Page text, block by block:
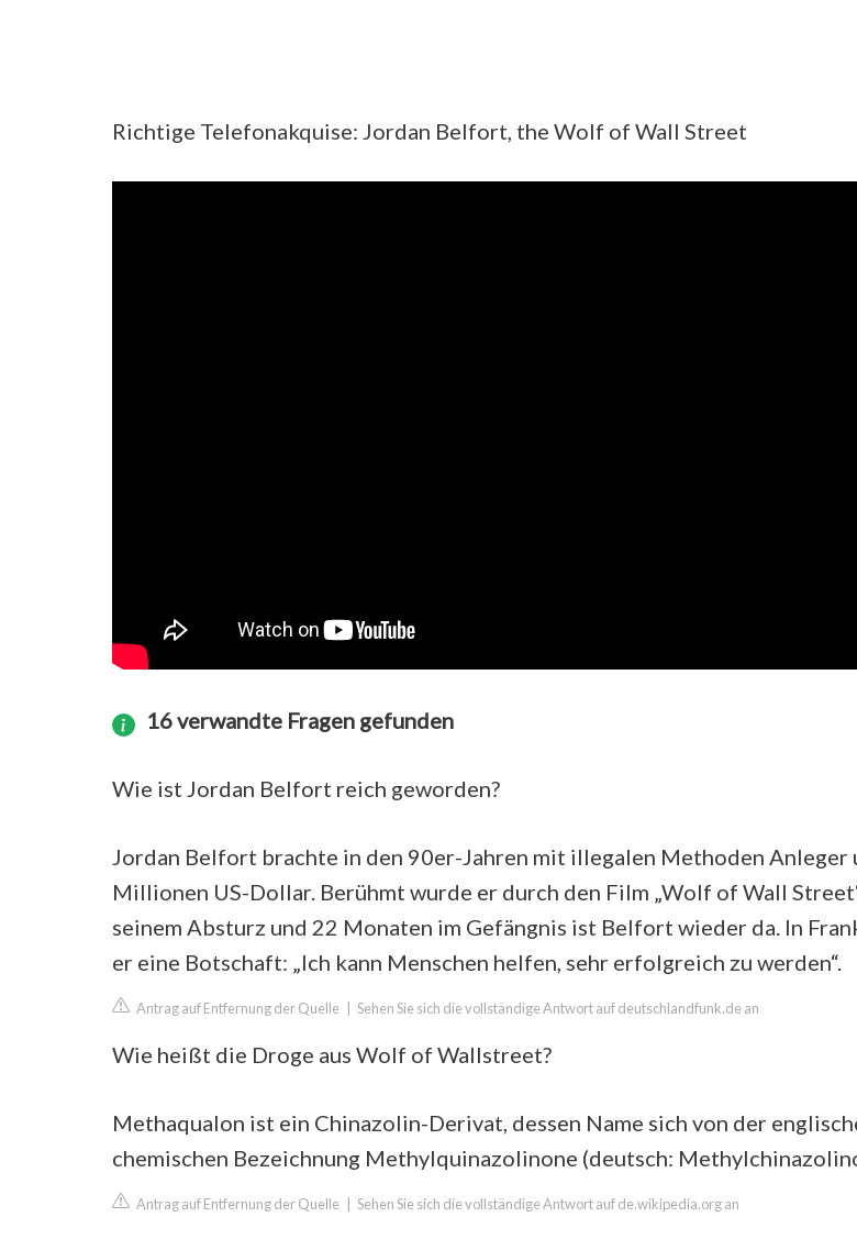
Richtige Telefonakquise: Jordan Belfort, the Wolf of Wall Street
16 verwandte Fragen gefunden
Wie ist Jordan Belfort reich geworden?
Jordan Belfort brachte in den 90er-Jahren mit illegalen Methoden Anleger
Millionen US-Dollar. Berühmt wurde er durch den Film „Wolf of Wall
seinem Absturz und 22 Monaten im Gefängnis ist Belfort wieder da. In
er eine Botschaft: „Ich kann Menschen helfen, sehr erfolgreich zu werden“.
Antrag auf Entfernung der Quelle Sehen Sie sich die vollständige Antwort auf deutschlandfunk.de an
Wie heißt die Droge aus Wolf of Wallstreet?
Methaqualon ist ein Chinazolin-Derivat, dessen Name sich von der
chemischen Bezeichnung Methylquinazolinone (deutsch:
Antrag auf Entfernung der Quelle Sehen Sie sich die vollständige Antwort auf de.wikipedia.org an